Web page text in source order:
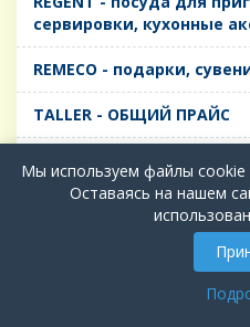
сервировки, кухонные
REMECO - подарки,
TALLER - ОБЩИЙ ПРАЙС
TIMA - посуда для
кухонные аксессуары
БИОСТАЛЬ - ТЕРМОСА
Мы используем файлы cookie
Оставаясь на нашем